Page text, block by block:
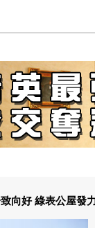
向好 綠表公屋發